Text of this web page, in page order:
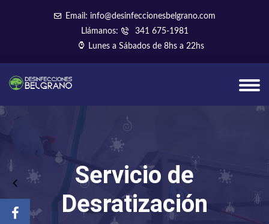
Email: info@desinfeccionesbelgrano.com
Llámanos:
341 675-1981
Lunes a Sábados de 8hs a 22hs
Servicio de
Desratización